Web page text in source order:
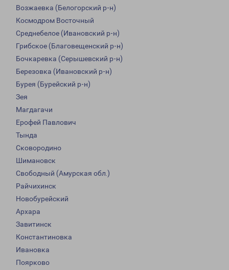
Возжаевка (Белогорский р-н)
Космодром Восточный
Среднебелое (Ивановский р-н)
Грибское (Благовещенский р-н)
Бочкаревка (Серышевский р-н)
Березовка (Ивановский р-н)
Бурея (Бурейский р-н)
Зея
Магдагачи
Ерофей Павлович
Тында
Сковородино
Шимановск
Свободный (Амурская обл.)
Райчихинск
Новобурейский
Архара
Завитинск
Константиновка
Ивановка
Поярково